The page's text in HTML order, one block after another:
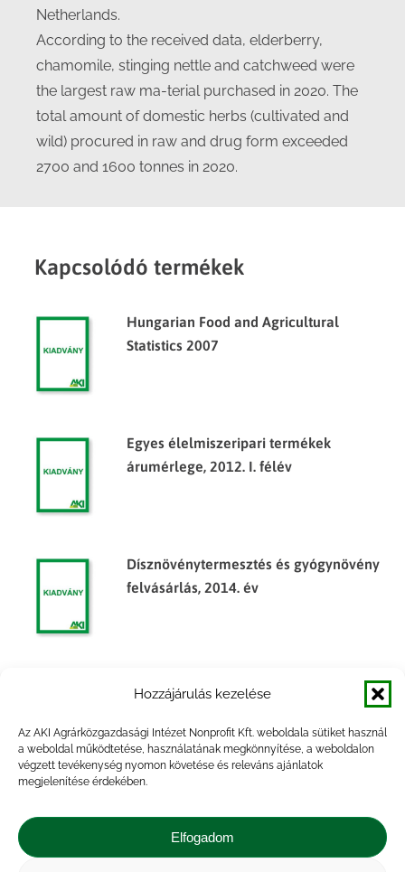
Hozzájárulás kezelése
Az AKI Agrárközgazdasági Intézet Nonprofit Kft. weboldala sütiket használ
a weboldal működtetése, használatának megkönnyítése, a weboldalon
végzett tevékenység nyomon követése és releváns ajánlatok
megjelenítése érdekében.
Elfogadom
Netherlands.
According to the received data, elderberry,
chamomile, stinging nettle and catchweed were
the largest raw ma-terial purchased in 2020. The
total amount of domestic herbs (cultivated and
wild) procured in raw and drug form exceeded
2700 and 1600 tonnes in 2020.
Kapcsolódó termékek
Hungarian Food and Agricultural
Statistics 2007
Egyes élelmiszeripari termékek
árumérlege, 2012. I. félév
Dísznövénytermesztés és gyógynövény
felvásárlás, 2014. év
Dísznövénytermesztés és gyógynövény